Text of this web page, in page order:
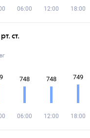
06:00 12:00 18:00
ст.
748
06:00
748
12:00
749
18:00